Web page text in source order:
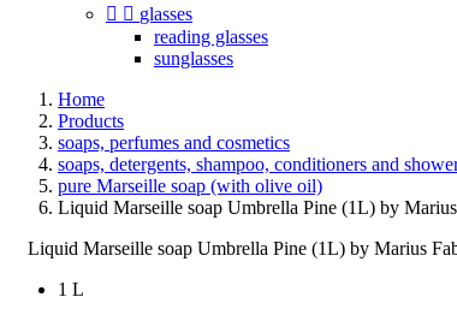
  glasses
reading glasses
sunglasses
Home
Products
soaps, perfumes and cosmetics
soaps, detergents, shampoo, conditioners and
pure Marseille soap (with olive oil)
Liquid Marseille soap Umbrella Pine (1L) by
Liquid Marseille soap Umbrella Pine (1L) by Marius
1 L